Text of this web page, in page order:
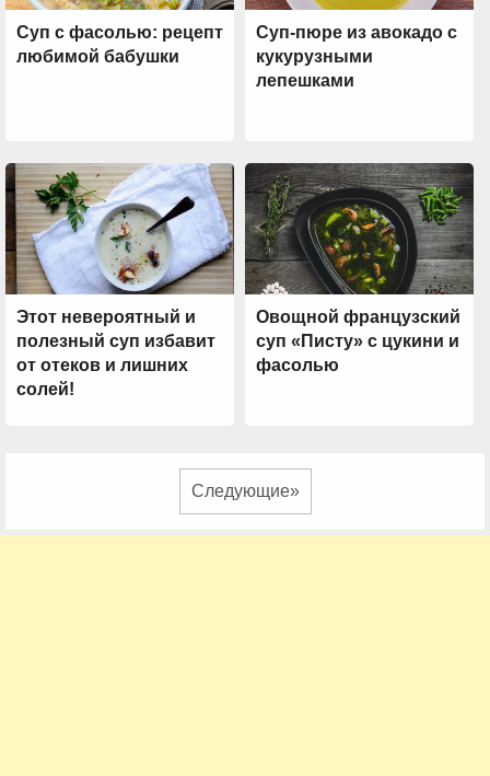
Суп с фасолью: рецепт
любимой бабушки
Суп-пюре из авокадо с
кукурузными
лепешками
Этот невероятный и
полезный суп избавит
от отеков и лишних
солей!
Овощной французский
суп «Писту» с цукини и
фасолью
Следующие»